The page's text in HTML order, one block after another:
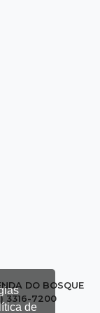
de
pela
DO BOSQUE
3316-7200